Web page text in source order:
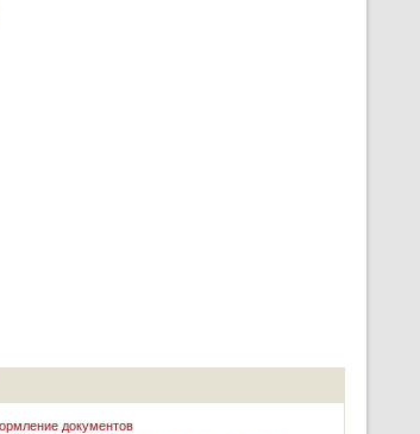
документов